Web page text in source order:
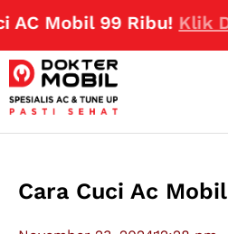
99 Ribu! Klik Disini
Cara Cuci Ac Mobil